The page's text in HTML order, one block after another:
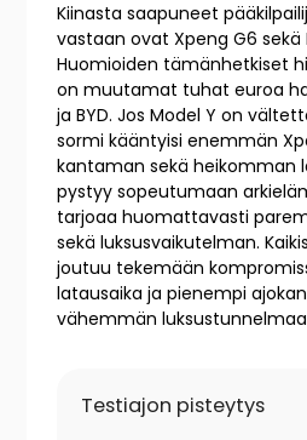
Kiinasta saapuneet
vastaan ovat Xpeng G6 sekä
Huomioiden tämänhetkiset
on muutamat tuhat euroa
ja BYD. Jos Model Y on
sormi kääntyisi enemmän
kantaman sekä heikomman
pystyy sopeutumaan
tarjoaa huomattavasti
sekä luksusvaikutelman.
joutuu tekemään
latausaika ja pienempi
vähemmän
Testiajon pisteytys